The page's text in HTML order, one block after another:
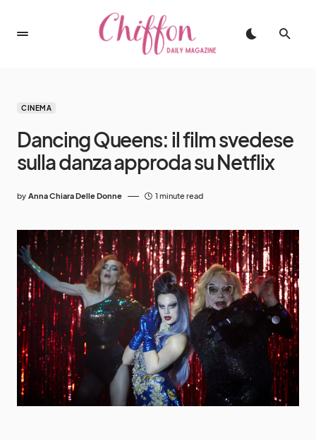
CINEMA
Dancing Queens: il film svedese
sulla danza approda su Netflix
by Anna Chiara Delle Donne 1 minute read